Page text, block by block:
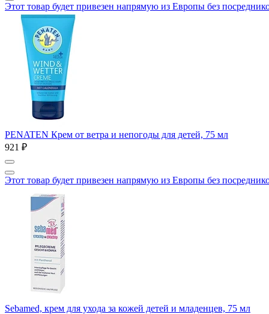
Этот товар будет привезен напрямую из Европы без
PENATEN Крем от ветра и непогоды для детей, 75 мл
921 ₽
Этот товар будет привезен напрямую из Европы без
Sebamed, крем для ухода за кожей детей и младенцев, 75 мл